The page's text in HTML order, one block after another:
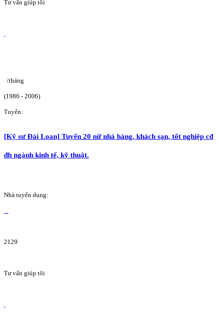
Tư vấn giúp tôi
/tháng
(1986 - 2006)
Tuyển:
[Kỹ sư Đài Loan] Tuyển 20 nữ nhà hàng, khách sạn, tốt nghiệp cđ
đh ngành kinh tế, kỹ thuật.
Nhà tuyển dụng:
2129
Tư vấn giúp tôi